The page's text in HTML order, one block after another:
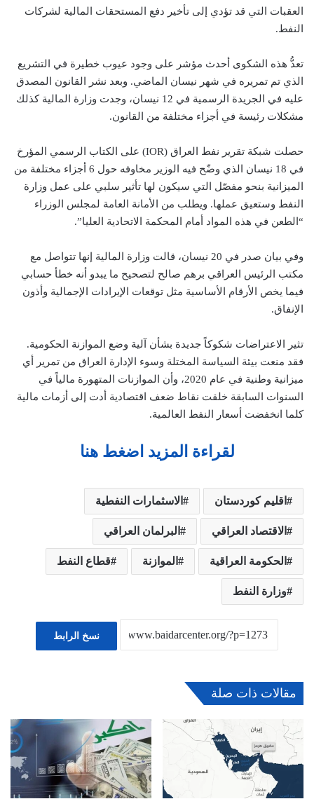
العقبات التي قد تؤدي إلى تأخير دفع المستحقات المالية لشركات
النفط.
تعدُّ هذه الشكوى أحدث مؤشر على وجود عيوب خطيرة في التشريع
الذي تم تمريره في شهر نيسان الماضي. وبعد نشر القانون المصدق
عليه في الجريدة الرسمية في 12 نيسان، وجدت وزارة المالية كذلك
مشكلات رئيسة في أجزاء مختلفة من القانون.
حصلت شبكة تقرير نفط العراق (IOR) على الكتاب الرسمي المؤرخ
في 18 نيسان الذي وضّح فيه الوزير مخاوفه حول 6 أجزاء مختلفة من
الميزانية بنحو مفصّل التي سيكون لها تأثير سلبي على عمل وزارة
النفط وستعيق عملها. ويطلب من الأمانة العامة لمجلس الوزراء
“الطعن في هذه المواد أمام المحكمة الاتحادية العليا”.
وفي بيان صدر في 20 نيسان، قالت وزارة المالية إنها تتواصل مع
مكتب الرئيس العراقي برهم صالح لتصحيح ما يبدو أنه خطأ حسابي
فيما يخص الأرقام الأساسية مثل توقعات الإيرادات الإجمالية وأذون
الإنفاق.
تثير الاعتراضات شكوكاً جديدة بشأن آلية وضع الموازنة الحكومية.
فقد منعت بيئة السياسة المختلة وسوء الإدارة العراق من تمرير أي
ميزانية وطنية في عام 2020، وأن الموازنات المتهورة مالياً في
السنوات السابقة خلقت نقاط ضعف اقتصادية أدت إلى أزمات مالية
كلما انخفضت أسعار النفط العالمية.
لقراءة المزيد اضغط هنا
اقليم كوردستان الاسثمارات النفطية
الاقتصاد العراقي البرلمان العراقي
الحكومة العراقية الموازنة قطاع النفط
وزارة النفط
نسخ الرابط
مقالات ذات صلة